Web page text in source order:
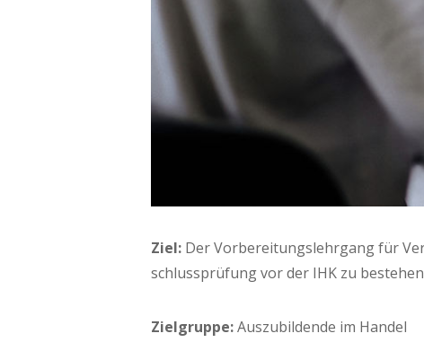
Ziel: Der Vor­be­rei­tungs­lehr­gang für
schluss­prü­fung vor der IHK zu
Ziel­grup­pe:Aus­zu­bil­den­de im Handel